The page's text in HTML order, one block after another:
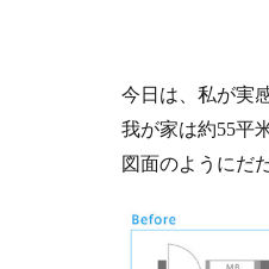
今日は、私が実
我が家は約55平
図面のようにだ